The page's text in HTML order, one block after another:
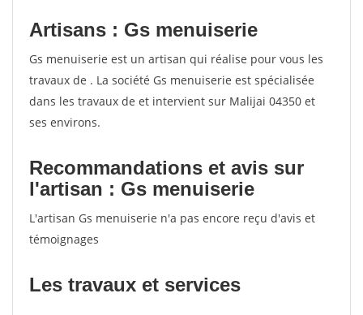
Artisans : Gs menuiserie
Gs menuiserie est un artisan qui réalise pour vous les
travaux de . La société Gs menuiserie est spécialisée
dans les travaux de et intervient sur Malijai 04350 et
ses environs.
Recommandations et avis sur
l'artisan : Gs menuiserie
L'artisan Gs menuiserie n'a pas encore reçu d'avis et
témoignages
Les travaux et services